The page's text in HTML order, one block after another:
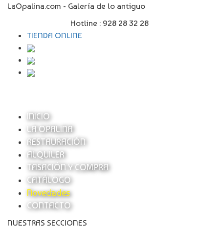
LaOpalina.com - Galería de lo antiguo
Hotline : 928 28 32 28
TIENDA ONLINE
INICIO
LA OPALINA
RESTAURACIÓN
ALQUILER
TASACIÓN Y COMPRA
CATÁLOGO
Novedades
CONTACTO
NUESTRAS SECCIONES